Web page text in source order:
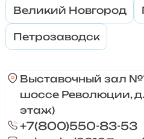
Великий Новгород
Петрозаводск
Выставочный зал
шоссе Революции,
этаж)
+7(800)550-83-53